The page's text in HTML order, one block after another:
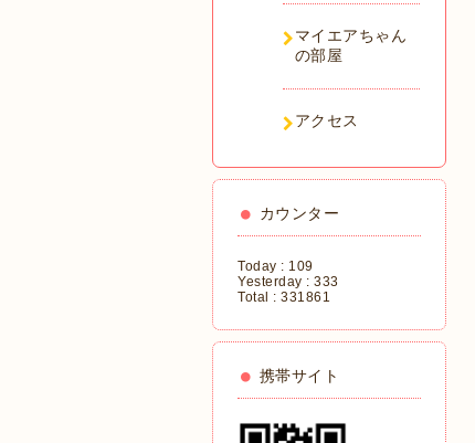
マイエアちゃん
の部屋
アクセス
カウンター
Today : 109
Yesterday : 333
Total : 331861
携帯サイト